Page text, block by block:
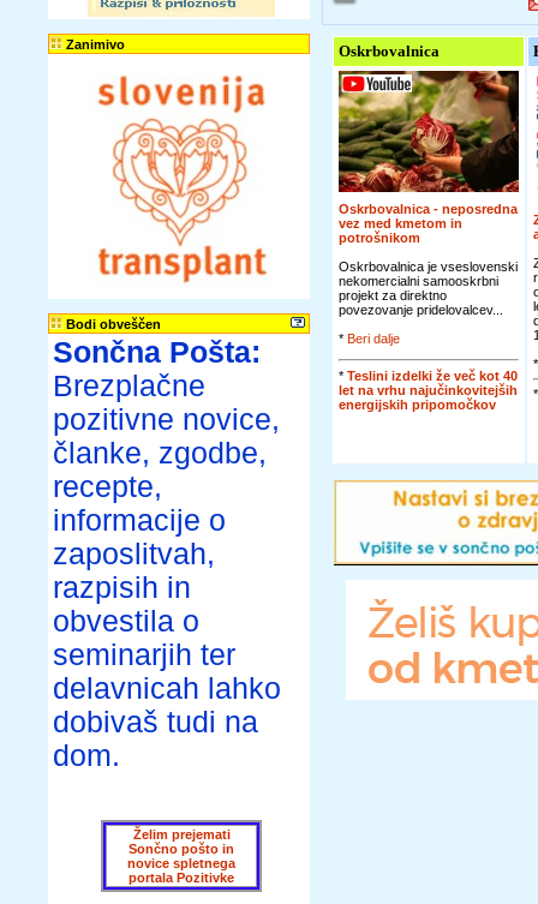
Zanimivo
Bodi obveščen
Sončna Pošta:
Brezplačne
pozitivne novice,
članke, zgodbe,
recepte,
informacije o
zaposlitvah,
razpisih in
obvestila o
seminarjih ter
delavnicah lahko
dobivaš tudi na
dom.
Želim prejemati
Sončno pošto in
novice spletnega
portala Pozitivke
Oskrbovalnica
Oskrbovalnica - neposredna
vez med kmetom in
potrošnikom
Oskrbovalnica je vseslovenski
nekomercialni samooskrbni
projekt za direktno
povezovanje pridelovalcev...
* Beri dalje
* Teslini izdelki že več kot 40
let na vrhu najučinkovitejših
energijskih pripomočkov